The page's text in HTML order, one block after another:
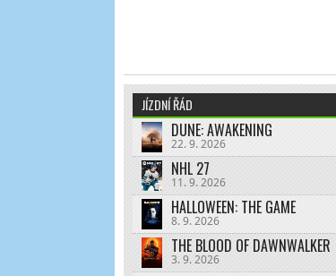
JÍZDNÍ ŘÁD
DUNE: AWAKENING
22. 9. 2026
NHL 27
11. 9. 2026
HALLOWEEN: THE GAME
8. 9. 2026
THE BLOOD OF DAWNWALKER
3. 9. 2026